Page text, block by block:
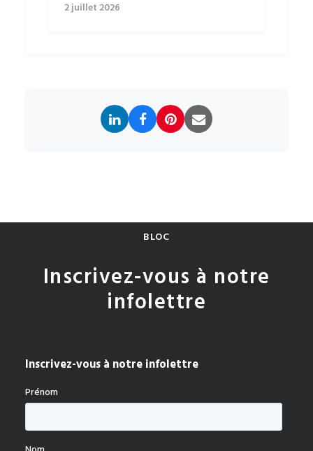
2 juillet 2026
BLOC
Inscrivez-vous à notre
infolettre